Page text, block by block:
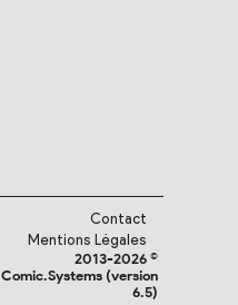
Contact
Mentions Légales
2013-2026 ©
Comic.Systems (version
6.5)